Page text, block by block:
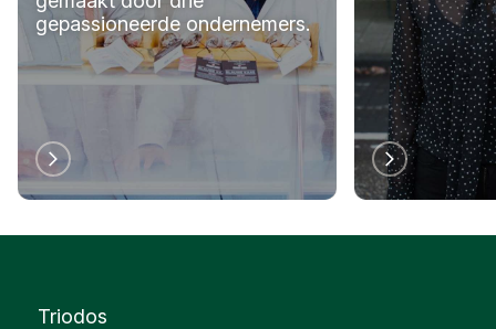
gepassioneerde ondernemers.
Triodos